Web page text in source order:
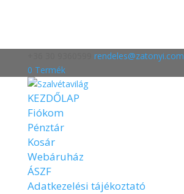
rendeles@zatonyi.com
0 Termék
KEZDŐLAP
Fiókom
Pénztár
Kosár
Webáruház
ÁSZF
Adatkezelési tájékoztató